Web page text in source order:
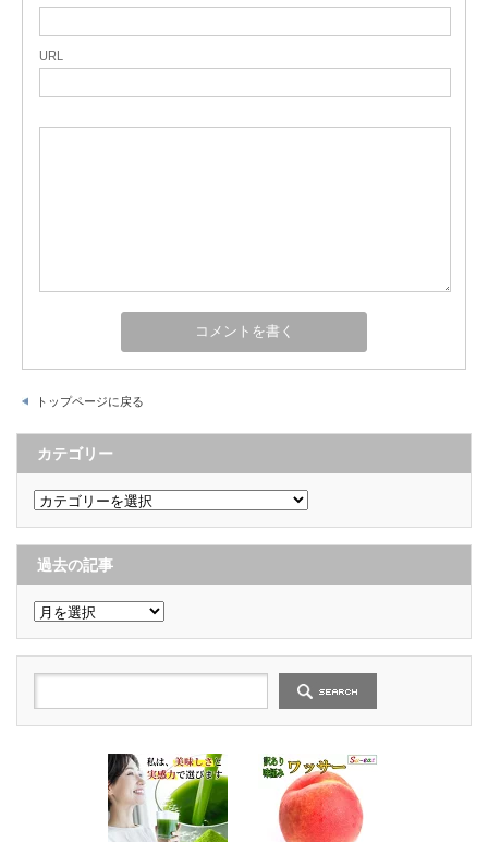
URL
トップページに戻る
カテゴリー
カ
テ
ゴ
リ
ー
過去の記事
過
去
の
記
事